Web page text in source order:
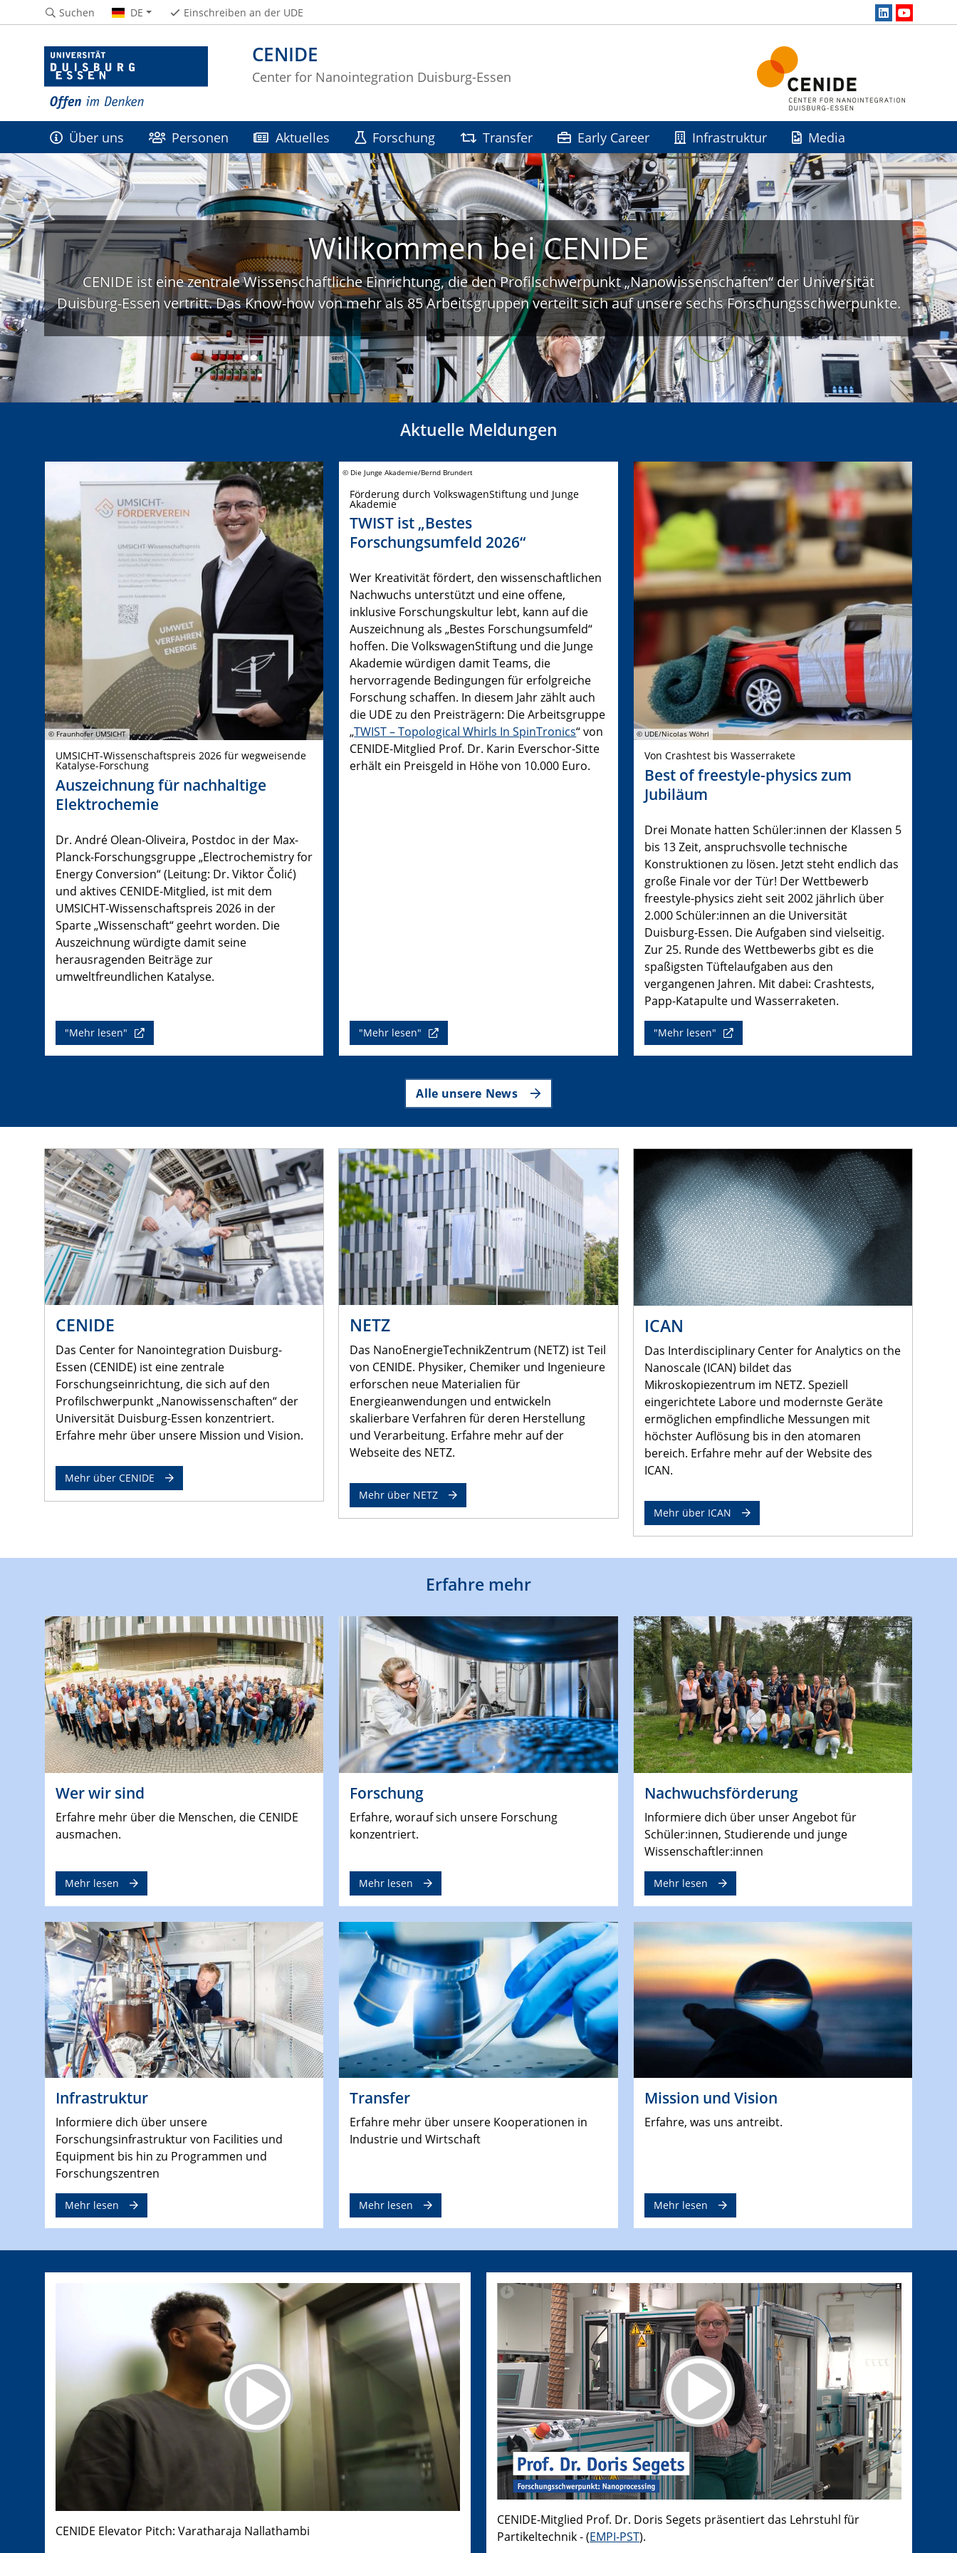
CENIDE
Center for Nanointegration Duisburg-Essen
Suchen DE Einschreiben an der UDE
Über uns Personen Aktuelles Forschung Transfer Early Career Infrastruktur Media
Willkommen bei CENIDE
CENIDE ist eine zentrale Wissenschaftliche Einrichtung, die den Profilschwerpunkt „Nanowissenschaften“ der Universität
Duisburg-Essen vertritt. Das Know-how von mehr als 85 Arbeitsgruppen verteilt sich auf unsere sechs Forschungsschwerpunkte.
Aktuelle Meldungen
© Fraunhofer UMSICHT
UMSICHT-Wissenschaftspreis 2026 für wegweisende
Katalyse-Forschung
Auszeichnung für nachhaltige
Elektrochemie
Dr. André Olean-Oliveira, Postdoc in der Max-
Planck-Forschungsgruppe „Electrochemistry for
Energy Conversion“ (Leitung: Dr. Viktor Čolić)
und aktives CENIDE-Mitglied, ist mit dem
UMSICHT-Wissenschaftspreis 2026 in der
Sparte „Wissenschaft“ geehrt worden. Die
Auszeichnung würdigte damit seine
herausragenden Beiträge zur
umweltfreundlichen Katalyse.
"Mehr lesen"
© Die Junge Akademie/Bernd Brundert
Förderung durch VolkswagenStiftung und Junge
Akademie
TWIST ist „Bestes
Forschungsumfeld 2026“
Wer Kreativität fördert, den wissenschaftlichen
Nachwuchs unterstützt und eine offene,
inklusive Forschungskultur lebt, kann auf die
Auszeichnung als „Bestes Forschungsumfeld“
hoffen. Die VolkswagenStiftung und die Junge
Akademie würdigen damit Teams, die
hervorragende Bedingungen für erfolgreiche
Forschung schaffen. In diesem Jahr zählt auch
die UDE zu den Preisträgern: Die Arbeitsgruppe
„TWIST – Topological Whirls In SpinTronics“ von
CENIDE-Mitglied Prof. Dr. Karin Everschor-Sitte
erhält ein Preisgeld in Höhe von 10.000 Euro.
"Mehr lesen"
© UDE/Nicolas Wöhrl
Von Crashtest bis Wasserrakete
Best of freestyle-physics zum
Jubiläum
Drei Monate hatten Schüler:innen der Klassen 5
bis 13 Zeit, anspruchsvolle technische
Konstruktionen zu lösen. Jetzt steht endlich das
große Finale vor der Tür! Der Wettbewerb
freestyle-physics zieht seit 2002 jährlich über
2.000 Schüler:innen an die Universität
Duisburg-Essen. Die Aufgaben sind vielseitig.
Zur 25. Runde des Wettbewerbs gibt es die
spaßigsten Tüftelaufgaben aus den
vergangenen Jahren. Mit dabei: Crashtests,
Papp-Katapulte und Wasserraketen.
"Mehr lesen"
Alle unsere News
CENIDE
Das Center for Nanointegration Duisburg-
Essen (CENIDE) ist eine zentrale
Forschungseinrichtung, die sich auf den
Profilschwerpunkt „Nanowissenschaften“ der
Universität Duisburg-Essen konzentriert.
Erfahre mehr über unsere Mission und Vision.
Mehr über CENIDE
NETZ
Das NanoEnergieTechnikZentrum (NETZ) ist Teil
von CENIDE. Physiker, Chemiker und Ingenieure
erforschen neue Materialien für
Energieanwendungen und entwickeln
skalierbare Verfahren für deren Herstellung
und Verarbeitung. Erfahre mehr auf der
Webseite des NETZ.
Mehr über NETZ
ICAN
Das Interdisciplinary Center for Analytics on the
Nanoscale (ICAN) bildet das
Mikroskopiezentrum im NETZ. Speziell
eingerichtete Labore und modernste Geräte
ermöglichen empfindliche Messungen mit
höchster Auflösung bis in den atomaren
bereich. Erfahre mehr auf der Website des
ICAN.
Mehr über ICAN
Erfahre mehr
Wer wir sind
Erfahre mehr über die Menschen, die CENIDE
ausmachen.
Mehr lesen
Forschung
Erfahre, worauf sich unsere Forschung
konzentriert.
Mehr lesen
Nachwuchsförderung
Informiere dich über unser Angebot für
Schüler:innen, Studierende und junge
Wissenschaftler:innen
Mehr lesen
Infrastruktur
Informiere dich über unsere
Forschungsinfrastruktur von Facilities und
Equipment bis hin zu Programmen und
Forschungszentren
Mehr lesen
Transfer
Erfahre mehr über unsere Kooperationen in
Industrie und Wirtschaft
Mehr lesen
Mission und Vision
Erfahre, was uns antreibt.
Mehr lesen
CENIDE Elevator Pitch: Varatharaja Nallathambi
CENIDE-Mitglied Prof. Dr. Doris Segets präsentiert das Lehrstuhl für
Partikeltechnik - (EMPI-PST).